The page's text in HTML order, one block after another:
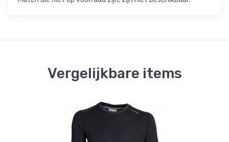
Vergelijkbare items